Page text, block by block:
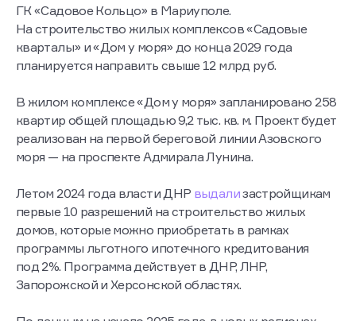
ГК «Садовое Кольцо» в Мариуполе.
На строительство жилых комплексов «Садовые
кварталы» и «Дом у моря» до конца 2029 года
планируется направить свыше 12 млрд руб.
В жилом комплексе «Дом у моря» запланировано 258
квартир общей площадью 9,2 тыс. кв. м. Проект будет
реализован на первой береговой линии Азовского
моря — на проспекте Адмирала Лунина.
Летом 2024 года власти ДНР выдализастройщикам
первые 10 разрешений на строительство жилых
домов, которые можно приобретать в рамках
программы льготного ипотечного кредитования
под 2%. Программа действует в ДНР, ЛНР,
Запорожской и Херсонской областях.